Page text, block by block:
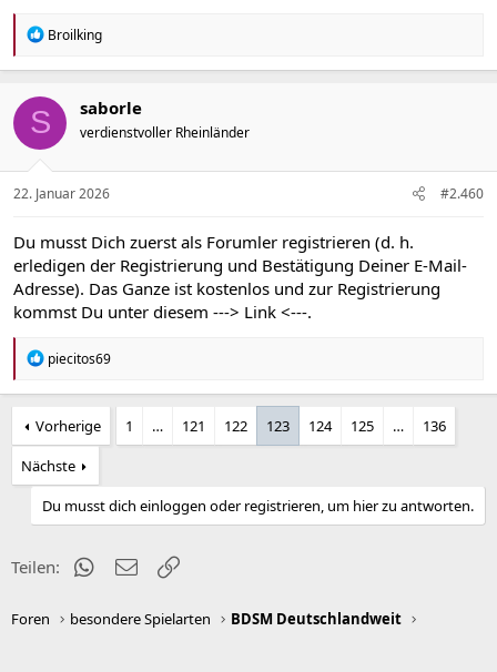
R
a
t
i
e
n
Broilking
S saborle
verdienstvoller Rheinländer
22. Januar 2026 #2.460
Du musst Dich zuerst als Forumler registrieren (d. h.
erledigen der Registrierung und Bestätigung Deiner E-Mail-
Adresse). Das Ganze ist kostenlos und zur Registrierung
kommst Du unter diesem ---> Link <---.
R
a
t
i
o
n
e
n
piecitos69
Vorherige 1 … 121 122 123 124 125 …
136
Nächste
Du musst dich einloggen oder registrieren, um hier zu antworten.
Teilen: WhatsApp
E-Mail
Foren besondere Spielarten BDSM Deutschlandweit